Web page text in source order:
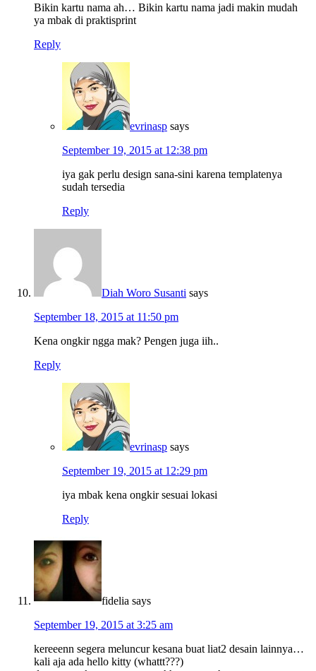
Bikin kartu nama ah… Bikin kartu nama jadi makin mudah
ya mbak di praktisprint
Reply
evrinasp says
September 19, 2015 at 12:38 pm
iya gak perlu design sana-sini karena templatenya
sudah tersedia
Reply
Diah Woro Susanti says
September 18, 2015 at 11:50 pm
Kena ongkir ngga mak? Pengen juga iih..
Reply
evrinasp says
September 19, 2015 at 12:29 pm
iya mbak kena ongkir sesuai lokasi
Reply
fidelia says
September 19, 2015 at 3:25 am
kereeenn segera meluncur kesana buat liat2 desain lainnya…
kali aja ada hello kitty (whattt???)